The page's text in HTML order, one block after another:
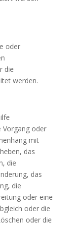
oder
die
werden.
oder
mit
das
die
das
die
oder eine
oder die
oder die